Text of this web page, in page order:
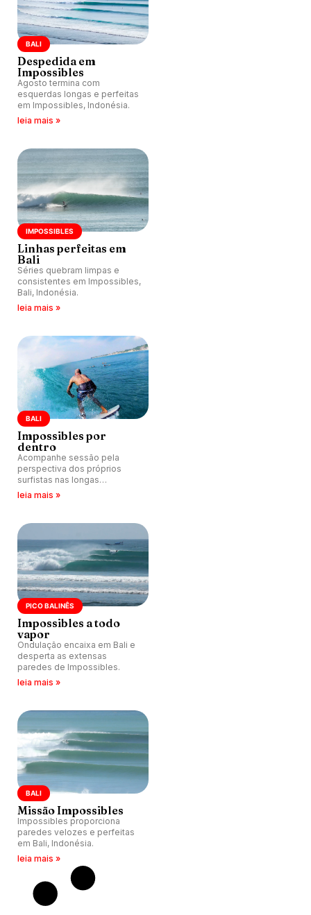
BALI
Despedida em
Impossibles
Agosto termina com
esquerdas longas e perfeitas
em Impossibles, Indonésia.
leia mais »
IMPOSSIBLES
Linhas perfeitas em
Bali
Séries quebram limpas e
consistentes em Impossibles,
Bali, Indonésia.
leia mais »
BALI
Impossibles por
dentro
Acompanhe sessão pela
perspectiva dos próprios
surfistas nas longas
esquerdas de Impossibles,
leia mais »
PICO BALINÊS
Impossibles a todo
vapor
Ondulação encaixa em Bali e
desperta as extensas
paredes de Impossibles.
leia mais »
BALI
Missão Impossibles
Impossibles proporciona
paredes velozes e perfeitas
em Bali, Indonésia.
leia mais »